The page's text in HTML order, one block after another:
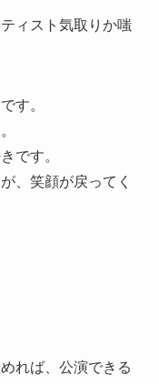
ィスト気取りか嗤
す。
です。
、笑顔が戻ってく
れば、公演できる